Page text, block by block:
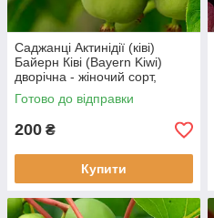
Саджанці Актинідії (ківі)
Байерн Ківі (Bayern Kiwi)
дворічна - жіночий сорт,
крупноплідна, солодка С1.5
Готово до відправки
200 ₴
Купити